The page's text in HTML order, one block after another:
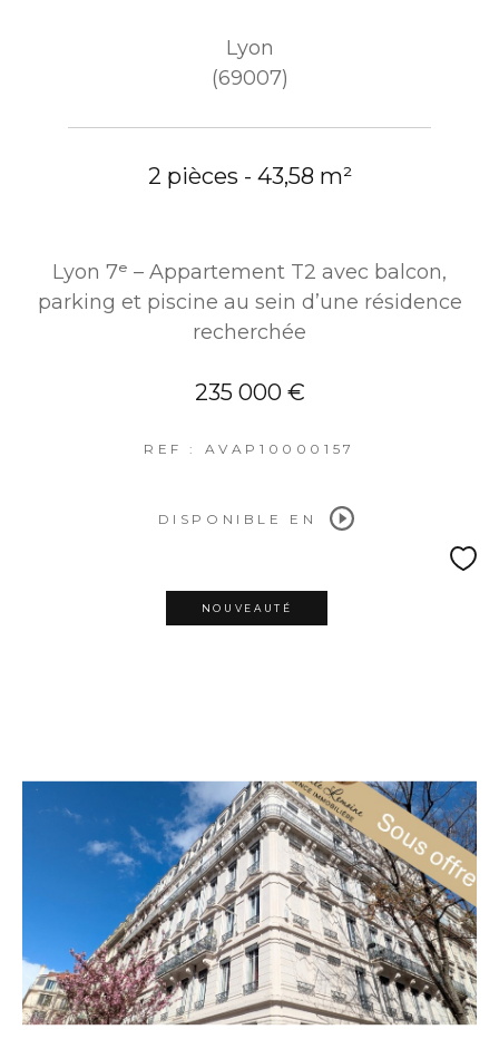
Lyon
(69007)
2 pièces - 43,58 m²
Lyon 7ᵉ – Appartement T2 avec balcon,
parking et piscine au sein d’une résidence
recherchée
235 000 €
REF : AVAP10000157
DISPONIBLE EN
NOUVEAUTÉ